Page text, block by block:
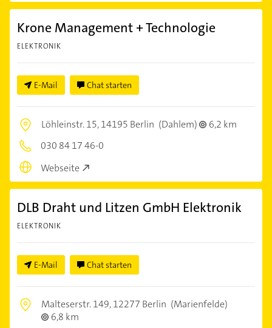
Krone Management + Technologie
ELEKTRONIK
E-Mail Chat starten
Löhleinstr. 15,14195 Berlin (Dahlem)
6,2 km
030 84 17 46-0
Webseite
DLB Draht und Litzen GmbH Elektronik
ELEKTRONIK
E-Mail Chat starten
Malteserstr. 149,12277 Berlin (Marienfelde)
6,8 km